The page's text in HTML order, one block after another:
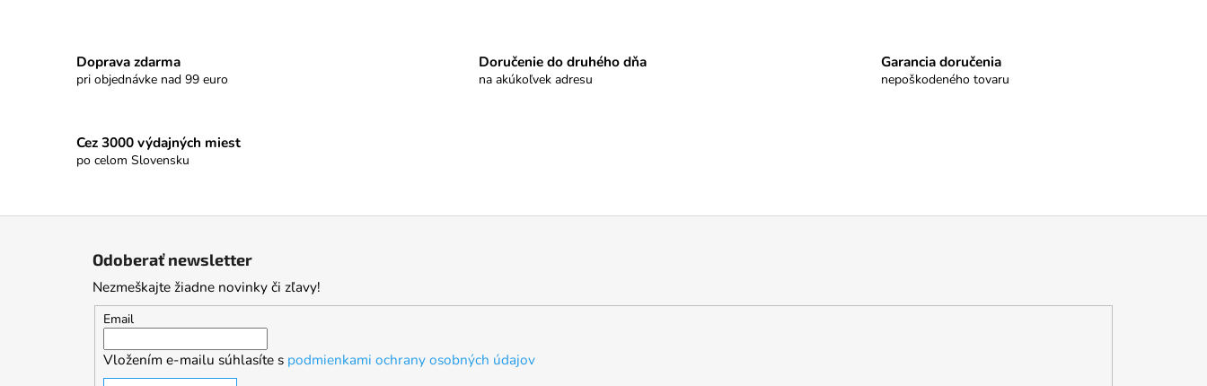
Doprava zdarma
pri objednávke nad 99 euro
Doručenie do druhého dňa
na akúkoľvek adresu
Garancia doručenia
nepoškodeného tovaru
Cez 3000 výdajných miest
po celom Slovensku
Odoberať newsletter
Nezmeškajte žiadne novinky či zľavy!
Email
Vložením e-mailu súhlasíte s podmienkami ochrany osobných údajov